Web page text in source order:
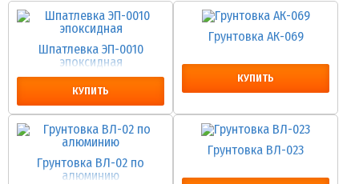
Шпатлевка ЭП-0010
эпоксидная
КУПИТЬ
Грунтовка АК-069
КУПИТЬ
Грунтовка ВЛ-02 по
алюминию
Грунтовка ВЛ-023